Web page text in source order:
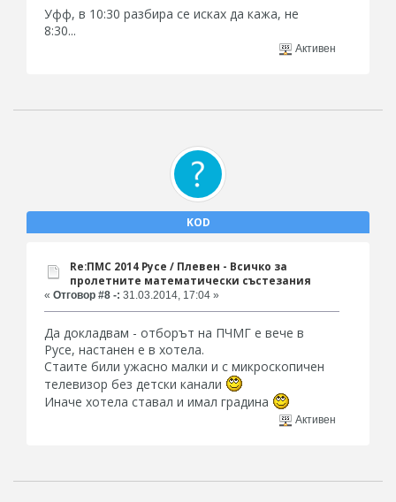
Уфф, в 10:30 разбира се исках да кажа, не
8:30...
Активен
KOD
Re:ПМС 2014 Русе / Плевен - Всичко за
пролетните математически състезания
« Отговор #8 -: 31.03.2014, 17:04 »
Да докладвам - отборът на ПЧМГ е вече в
Русе, настанен е в хотела.
Стаите били ужасно малки и с микроскопичен
телевизор без детски канали
Иначе хотела ставал и имал градина
Активен